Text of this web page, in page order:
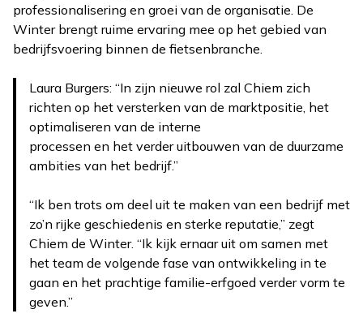
professionalisering en groei van de organisatie. De
Winter brengt ruime ervaring mee op het gebied van
bedrijfsvoering binnen de fietsenbranche.
Laura Burgers: “In zijn nieuwe rol zal Chiem zich
richten op het versterken van de marktpositie, het
optimaliseren van de interne
processen en het verder uitbouwen van de duurzame
ambities van het bedrijf.”
“Ik ben trots om deel uit te maken van een bedrijf met
zo’n rijke geschiedenis en sterke reputatie,” zegt
Chiem de Winter. “Ik kijk ernaar uit om samen met
het team de volgende fase van ontwikkeling in te
gaan en het prachtige familie-erfgoed verder vorm te
geven.”